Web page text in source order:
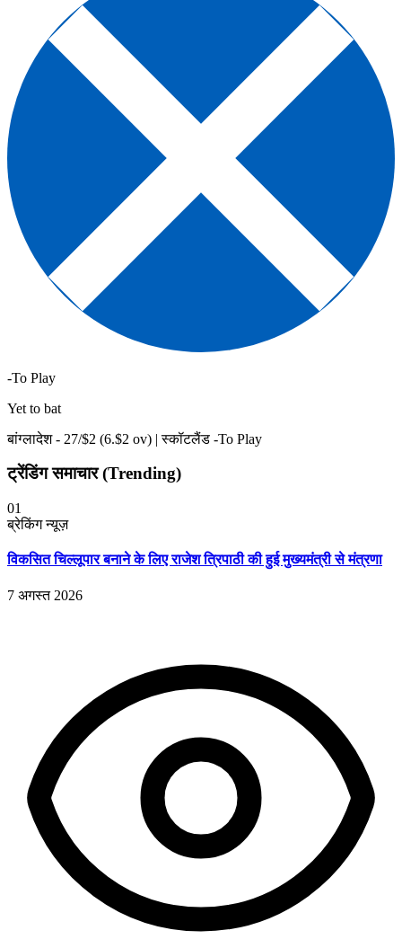
-To Play
Yet to bat
बांग्लादेश - 27/$2 (6.$2 ov) | स्कॉटलैंड -To Play
ट्रेंडिंग समाचार (Trending)
01
ब्रेकिंग न्यूज़
विकसित चिल्लूपार बनाने के लिए राजेश त्रिपाठी की हुई मुख्यमंत्री से मंत्रणा
7 अगस्त 2026